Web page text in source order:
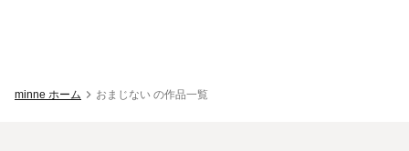
minne ホーム おまじない の作品一覧